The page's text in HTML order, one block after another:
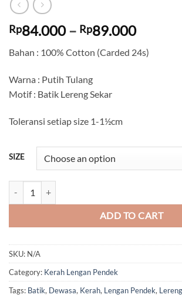
Rp84.000 – Rp89.000Price
range:
Bahan : 100% Cotton (Carded 24s)
Warna : Putih Tulang
Motif : Batik Lereng Sekar
Toleransi setiap size 1-1½cm
SIZE
ADD TO CART
SKU: N/A
Category: Kerah Lengan Pendek
Tags: Batik, Dewasa, Kerah, Lengan Pendek, Lereng